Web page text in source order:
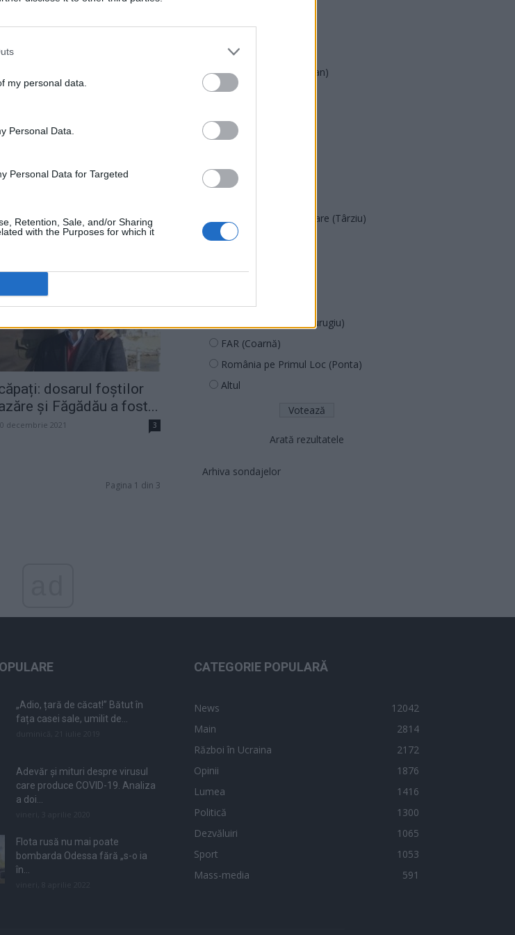
my personal data.
Personal Data.
Personal Data for Targeted
Retention, Sale, and/or Sharing
with the Purposes for which it
ninsori, contractele
ianuarie 2023 0
dosarul foștilor
și Făgădău a fost...
decembrie 2021 3
Pagina 1 din 3
UDMR
PMP (Tomac)
Forța Dreptei (L. Orban)
PNȚMM
SENS
POT (Gavrilă)
Acțiunea Conservatoare (Târziu)
PDF (Lazarus)
Partidul Patrioților (Surugiu)
FAR (Coarnă)
România pe Primul Loc (Ponta)
Altul
Arată rezultatele
Arhiva sondajelor
„Adio, țară de căcat!” Bătut în
fața casei sale, umilit de...
Adevăr și mituri despre virusul
care produce COVID-19. Analiza
a doi...
Flota rusă nu mai poate
bombarda Odessa fără „s-o ia
în...
CATEGORIE POPULARĂ
News
12042
Main
2814
Război în Ucraina
2172
Opinii
1876
Lumea
1416
Politică
1300
Dezvăluiri
1065
Sport
1053
Mass-media
591